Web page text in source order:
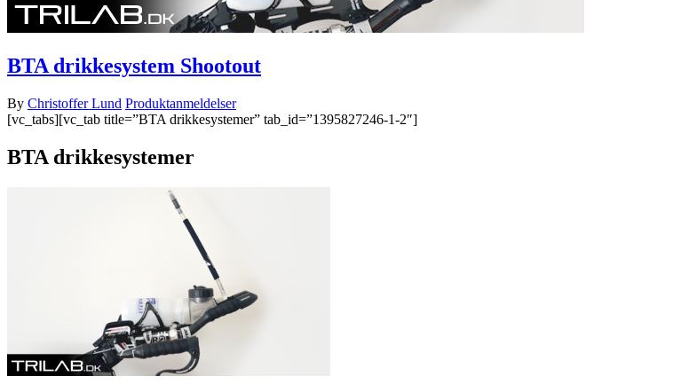
BTA drikkesystem Shootout
By Christoffer Lund Produktanmeldelser
[vc_tabs][vc_tab title=”BTA drikkesystemer” tab_id=”1395827246-1-2″]
BTA drikkesystemer